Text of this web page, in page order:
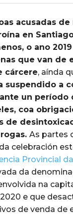
acusadas
en
o ano
que van de
cárcere, aínda
suspendido a
un período
coa
de
As partes
celebración
Provincial
da
na
e que
de venda de